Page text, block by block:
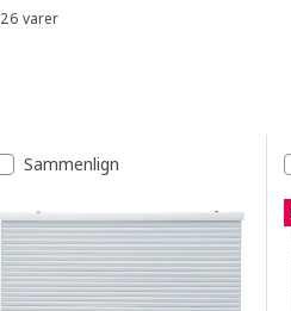
forskellige størrelser i vores udvalg.
Sorter og filtrer
26 varer
Resultatliste
Sammenlign